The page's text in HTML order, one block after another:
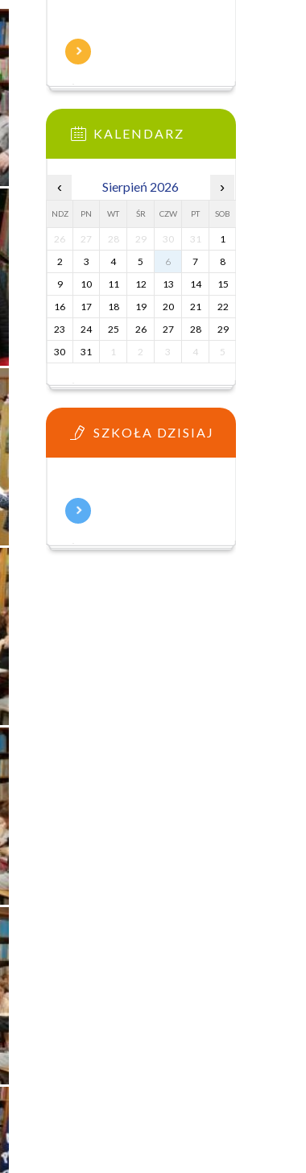
KALENDARZ
‹ Sierpień 2026 ›
NDZ PN WT ŚR CZW PT SOB
26 27 28 29 30 31
1
2
3 4 5 6 7
8
9
10 11 12 13 14
15
16
17 18 19 20 21
22
23
24 25 26 27 28
29
30
31 1 2 3 4 5
SZKOŁA DZISIAJ